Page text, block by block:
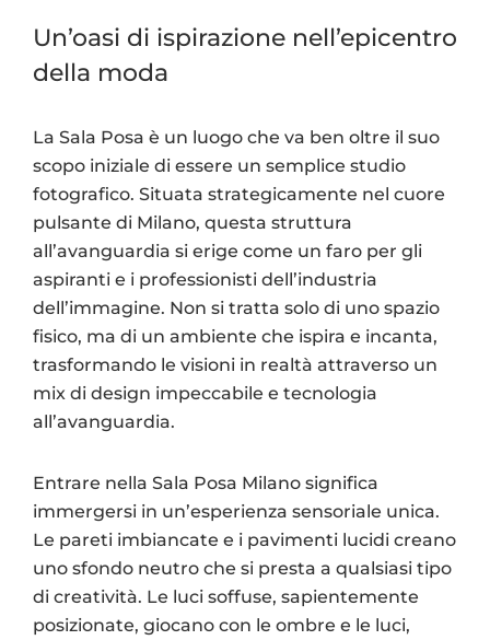
Un’oasi di ispirazione nell’epicentro
della moda
La Sala Posa è un luogo che va ben oltre il suo
scopo iniziale di essere un semplice studio
fotografico. Situata strategicamente nel cuore
pulsante di Milano, questa struttura
all’avanguardia si erige come un faro per gli
aspiranti e i professionisti dell’industria
dell’immagine. Non si tratta solo di uno spazio
fisico, ma di un ambiente che ispira e incanta,
trasformando le visioni in realtà attraverso un
mix di design impeccabile e tecnologia
all’avanguardia.
Entrare nella Sala Posa Milano significa
immergersi in un’esperienza sensoriale unica.
Le pareti imbiancate e i pavimenti lucidi creano
uno sfondo neutro che si presta a qualsiasi tipo
di creatività. Le luci soffuse, sapientemente
posizionate, giocano con le ombre e le luci,